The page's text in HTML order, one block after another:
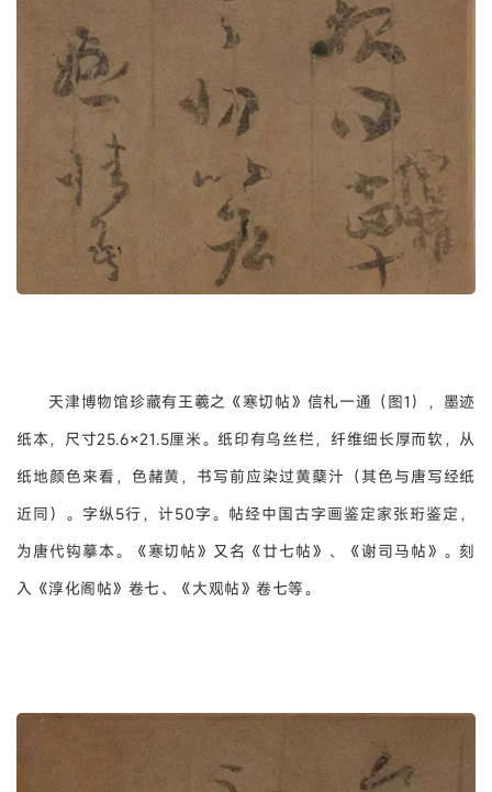
天津博物馆珍藏有王羲之《寒切帖》信札一通（图1），墨迹
纸本，尺寸25.6×21.5厘米。纸印有乌丝栏，纤维细长厚而软，从
纸地颜色来看，色赭黄，书写前应染过黄蘖汁（其色与唐写经纸
近同）。字纵5行，计50字。帖经中国古字画鉴定家张珩鉴定，
为唐代钩摹本。《寒切帖》又名《廿七帖》、《谢司马帖》。刻
入《淳化阁帖》卷七、《大观帖》卷七等。